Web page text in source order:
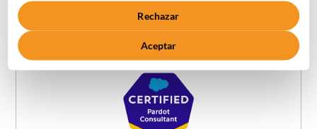
Pide tu consulta
Rechazar
Aceptar